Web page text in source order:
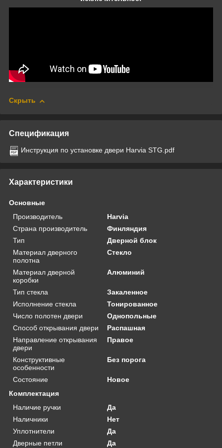
Скрыть
Спецификация
Инструкция по установке двери Harvia STG.pdf
Характеристики
Основные
Производитель
Harvia
Страна производитель
Финляндия
Тип
Дверной блок
Материал дверного
полотна
Стекло
Материал дверной
коробки
Алюминий
Тип стекла
Закаленное
Исполнение стекла
Тонированное
Число полотен двери
Однопольные
Способ открывания двери
Распашная
Направление открывания
двери
Правое
Конструктивные
особенности
Без порога
Состояние
Новое
Комплектация
Наличие ручки
Да
Наличники
Нет
Уплотнители
Да
Дверные петли
Да